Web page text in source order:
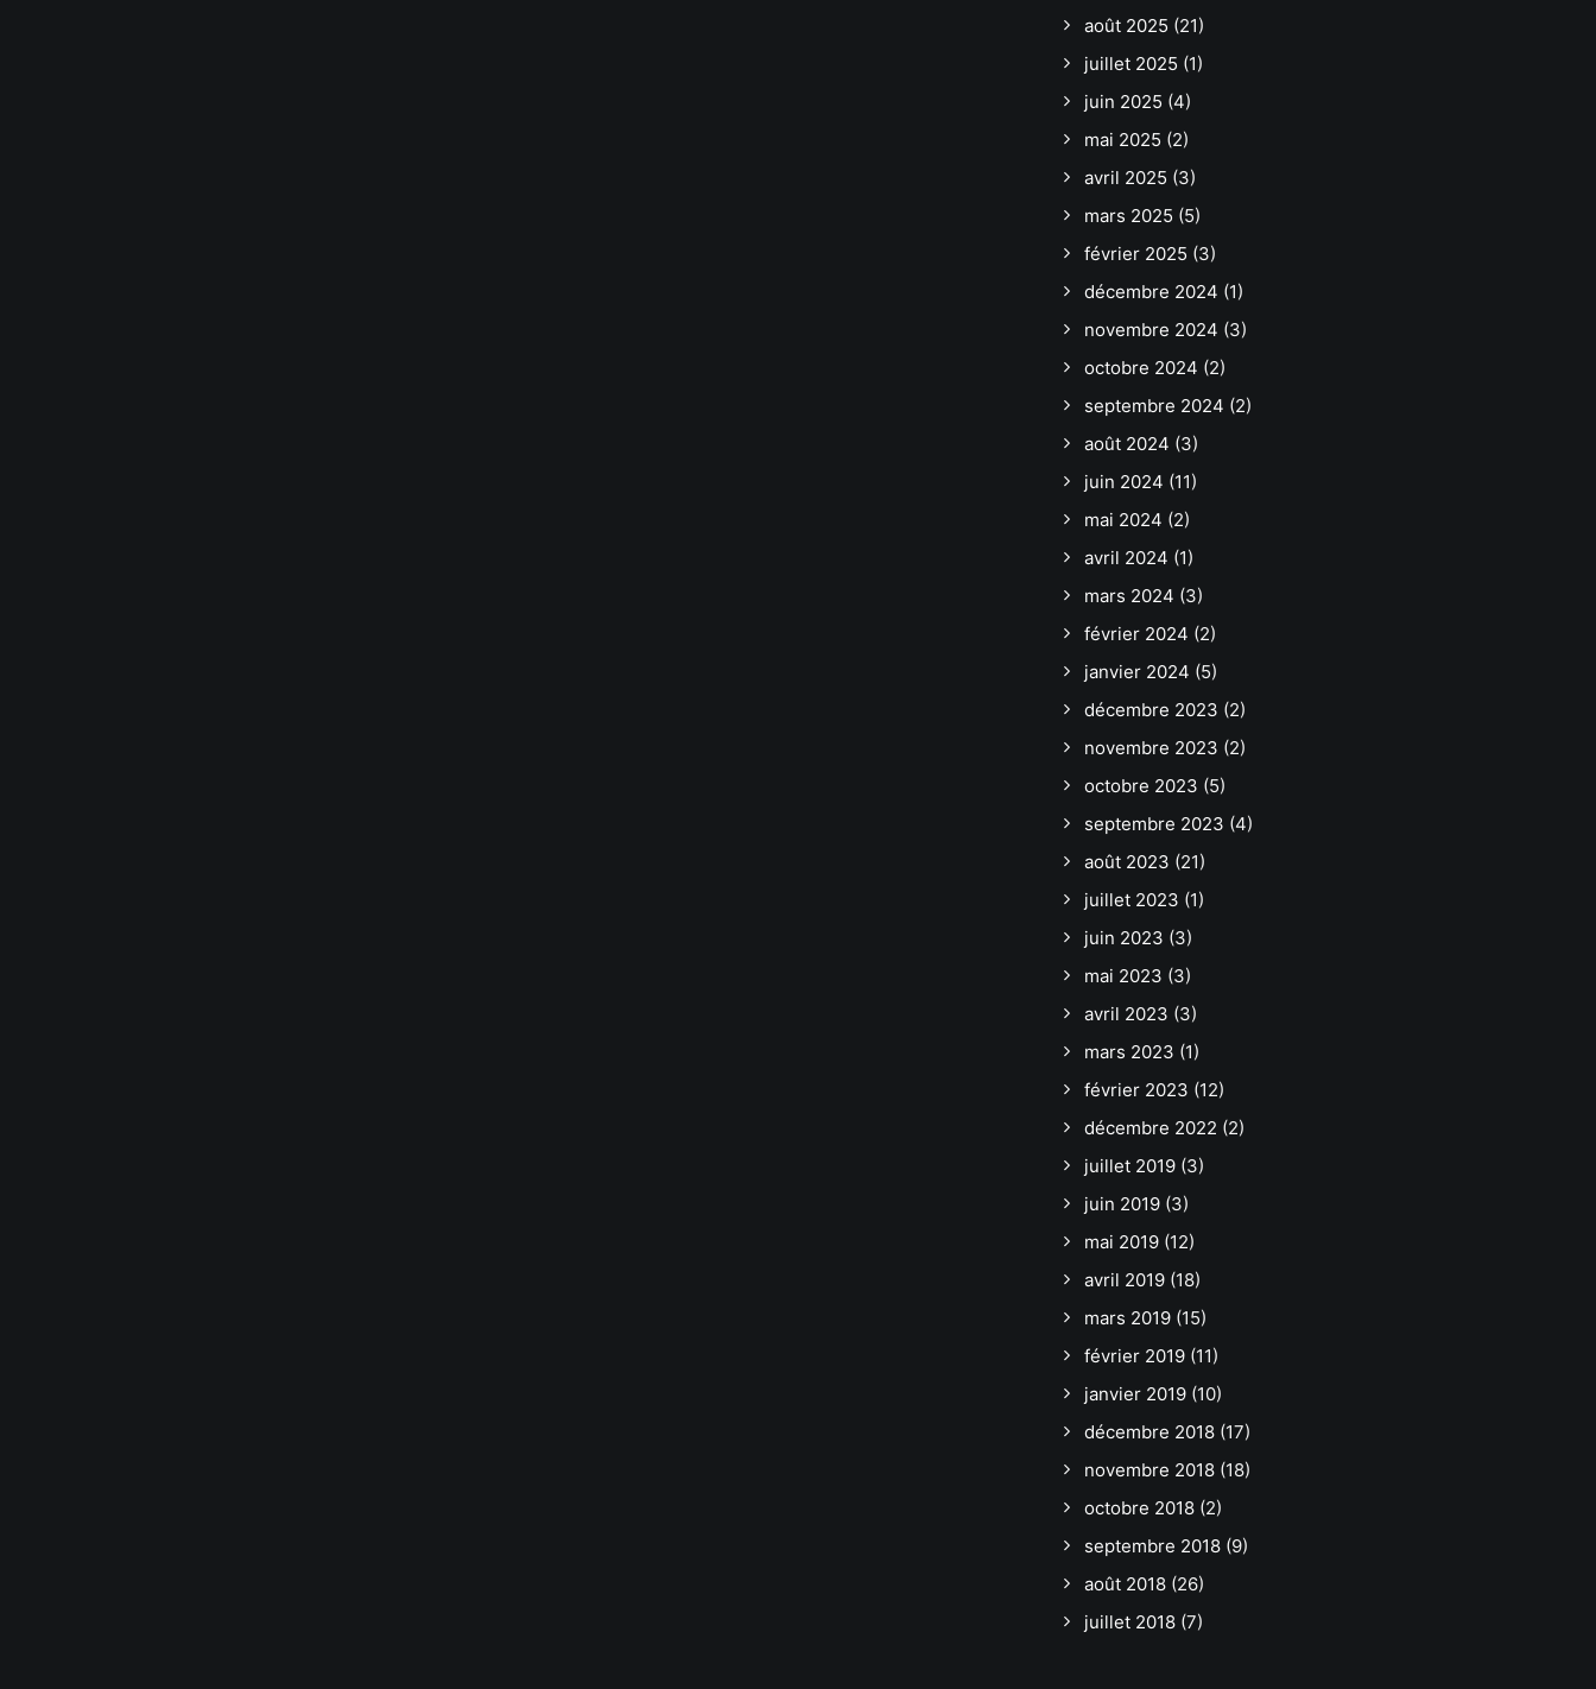
août 2025 (21)
juillet 2025 (1)
juin 2025 (4)
mai 2025 (2)
avril 2025 (3)
mars 2025 (5)
février 2025 (3)
décembre 2024 (1)
novembre 2024 (3)
octobre 2024 (2)
septembre 2024 (2)
août 2024 (3)
juin 2024 (11)
mai 2024 (2)
avril 2024 (1)
mars 2024 (3)
février 2024 (2)
janvier 2024 (5)
décembre 2023 (2)
novembre 2023 (2)
octobre 2023 (5)
septembre 2023 (4)
août 2023 (21)
juillet 2023 (1)
juin 2023 (3)
mai 2023 (3)
avril 2023 (3)
mars 2023 (1)
février 2023 (12)
décembre 2022 (2)
juillet 2019 (3)
juin 2019 (3)
mai 2019 (12)
avril 2019 (18)
mars 2019 (15)
février 2019 (11)
janvier 2019 (10)
décembre 2018 (17)
novembre 2018 (18)
octobre 2018 (2)
septembre 2018 (9)
août 2018 (26)
juillet 2018 (7)